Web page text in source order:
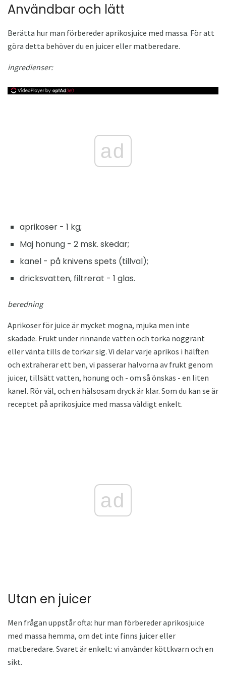
Användbar och lätt
Berätta hur man förbereder aprikosjuice med massa. För att
göra detta behöver du en juicer eller matberedare.
ingredienser:
ad
aprikoser - 1 kg;
Maj honung - 2 msk. skedar;
kanel - på knivens spets (tillval);
dricksvatten, filtrerat - 1 glas.
beredning
Aprikoser för juice är mycket mogna, mjuka men inte
skadade. Frukt under rinnande vatten och torka noggrant
eller vänta tills de torkar sig. Vi delar varje aprikos i hälften
och extraherar ett ben, vi passerar halvorna av frukt genom
juicer, tillsätt vatten, honung och - om så önskas - en liten
kanel. Rör väl, och en hälsosam dryck är klar. Som du kan se är
receptet på aprikosjuice med massa väldigt enkelt.
ad
Utan en juicer
Men frågan uppstår ofta: hur man förbereder aprikosjuice
med massa hemma, om det inte finns juicer eller
matberedare. Svaret är enkelt: vi använder köttkvarn och en
sikt.